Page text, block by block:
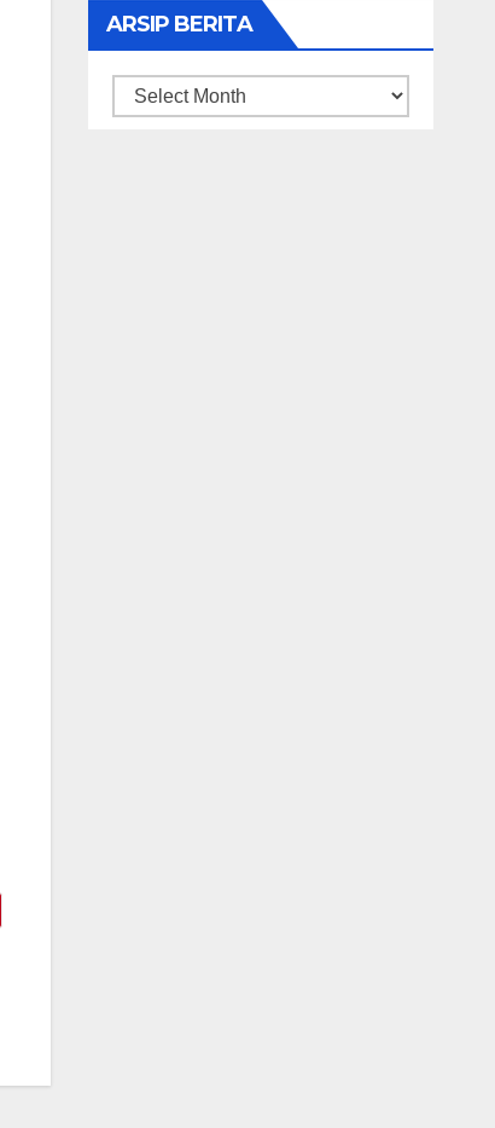
ARSIP BERITA
ARSIP